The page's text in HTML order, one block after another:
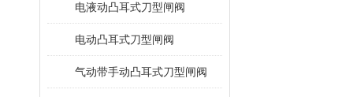
电液动凸耳式刀型闸阀
电动凸耳式刀型闸阀
气动带手动凸耳式刀型闸阀